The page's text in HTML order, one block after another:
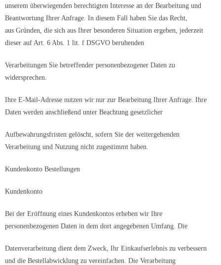
unserem überwiegenden berechtigten Interesse an der Bearbeitung und
Beantwortung Ihrer Anfrage. In diesem Fall haben Sie das Recht,
aus Gründen, die sich aus Ihrer besonderen Situation ergeben, jederzeit
dieser auf Art. 6 Abs. 1 lit. f DSGVO beruhenden
Verarbeitungen Sie betreffender personenbezogener Daten zu
widersprechen.
Ihre E-Mail-Adresse nutzen wir nur zur Bearbeitung Ihrer Anfrage. Ihre
Daten werden anschließend unter Beachtung gesetzlicher
Aufbewahrungsfristen gelöscht, sofern Sie der weitergehenden
Verarbeitung und Nutzung nicht zugestimmt haben.
Kundenkonto Bestellungen
Kundenkonto
Bei der Eröffnung eines Kundenkontos erheben wir Ihre
personenbezogenen Daten in dem dort angegebenen Umfang. Die
Datenverarbeitung dient dem Zweck, Ihr Einkaufserlebnis zu verbessern
und die Bestellabwicklung zu vereinfachen. Die Verarbeitung